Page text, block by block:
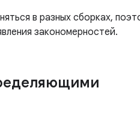
в разных сборках,
закономерностей.